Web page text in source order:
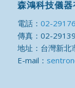
森鴻科技儀器
電話： 02-
傳真：02-
地址：台灣新
E-mail：